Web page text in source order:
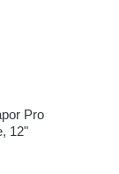
Pro
12"